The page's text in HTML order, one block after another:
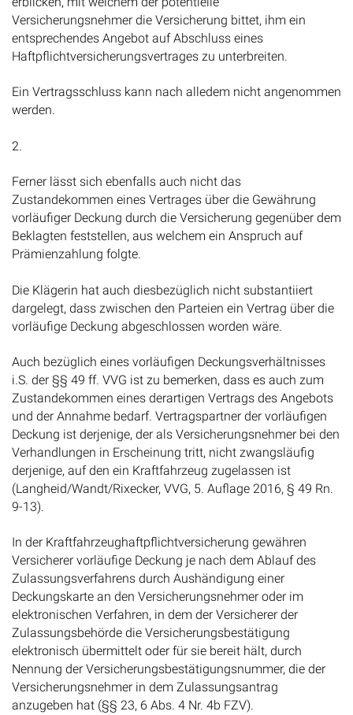
Versicherungsnehmer die Versicherung bittet, ihm ein
entsprechendes Angebot auf Abschluss eines
Haftpflichtversicherungsvertrages zu unterbreiten.
Ein Vertragsschluss kann nach alledem nicht angenommen
werden.
2.
Ferner lässt sich ebenfalls auch nicht das
Zustandekommen eines Vertrages über die Gewährung
vorläufiger Deckung durch die Versicherung gegenüber dem
Beklagten feststellen, aus welchem ein Anspruch auf
Prämienzahlung folgte.
Die Klägerin hat auch diesbezüglich nicht substantiiert
dargelegt, dass zwischen den Parteien ein Vertrag über die
vorläufige Deckung abgeschlossen worden wäre.
Auch bezüglich eines vorläufigen Deckungsverhältnisses
i.S. der §§ 49 ff. VVG ist zu bemerken, dass es auch zum
Zustandekommen eines derartigen Vertrags des Angebots
und der Annahme bedarf. Vertragspartner der vorläufigen
Deckung ist derjenige, der als Versicherungsnehmer bei den
Verhandlungen in Erscheinung tritt, nicht zwangsläufig
derjenige, auf den ein Kraftfahrzeug zugelassen ist
(Langheid/Wandt/Rixecker, VVG, 5. Auflage 2016, § 49 Rn.
9-13).
In der Kraftfahrzeughaftpflichtversicherung gewähren
Versicherer vorläufige Deckung je nach dem Ablauf des
Zulassungsverfahrens durch Aushändigung einer
Deckungskarte an den Versicherungsnehmer oder im
elektronischen Verfahren, in dem der Versicherer der
Zulassungsbehörde die Versicherungsbestätigung
elektronisch übermittelt oder für sie bereit hält, durch
Nennung der Versicherungsbestätigungsnummer, die der
Versicherungsnehmer in dem Zulassungsantrag
anzugeben hat (§§ 23, 6 Abs. 4 Nr. 4b FZV).